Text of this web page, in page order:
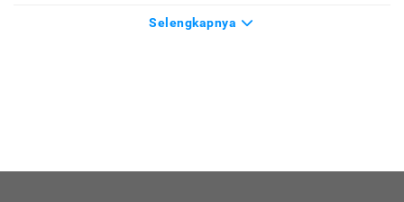
Selengkapnya